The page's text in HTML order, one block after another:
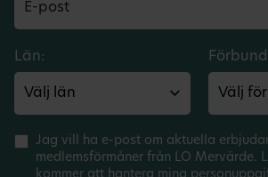
Län:
Jag vill ha e-post om aktuella
medlemsförmåner från LO Mervärde.